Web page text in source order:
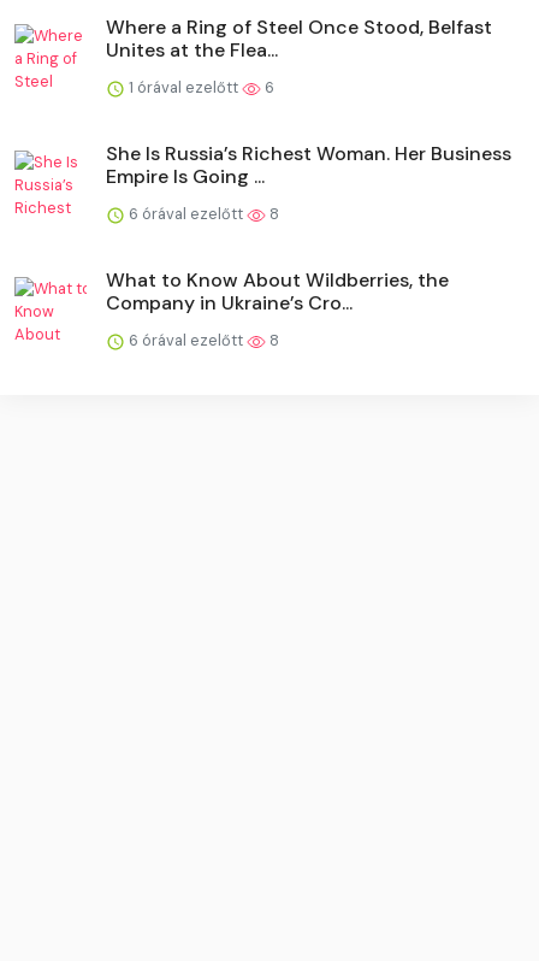
Where a Ring of Steel Once Stood, Belfast
Unites at the Flea...
1 órával ezelőtt 6
She Is Russia’s Richest Woman. Her Business
Empire Is Going ...
6 órával ezelőtt 8
What to Know About Wildberries, the
Company in Ukraine’s Cro...
6 órával ezelőtt 8